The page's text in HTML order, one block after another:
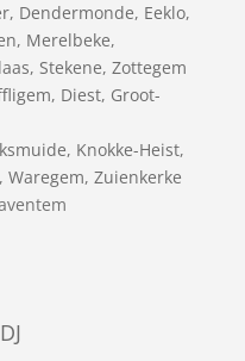
, Dendermonde, Eeklo,
, Merelbeke,
, Stekene, Zottegem
, Diest, Groot-
, Knokke-Heist,
, Waregem, Zuienkerke